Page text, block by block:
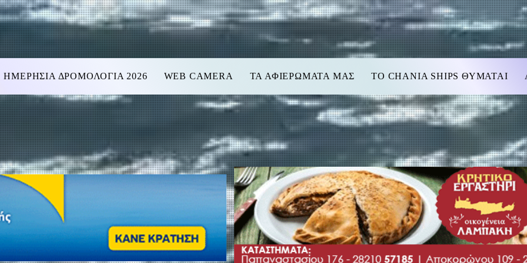
ΗΜΕΡΗΣΙΑ ΔΡΟΜΟΛΟΓΙΑ 2026 WEB CAMERA ΤΑ ΑΦΙΕΡΩΜΑΤΑ ΜΑΣ TO CHANIA SHIPS ΘΥΜΑΤΑΙ